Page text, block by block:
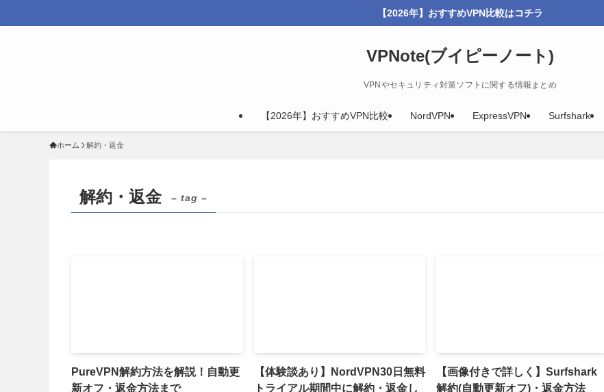
【2026年】おすすめVPN比較はコチラ
VPNote(ブイピーノート)
VPNやセキュリティ対策ソフトに関する情報まとめ
【2026年】おすすめVPN比較 NordVPN ExpressVPN Surfshark
ホーム 解約・返金
解約・返金 – tag –
PureVPN解約方法を解説！自動更
新オフ・返金方法まで
【体験談あり】NordVPN30日無料
トライアル期間中に解約・返金し
【画像付きで詳しく】Surfshark
解約(自動更新オフ)・返金方法